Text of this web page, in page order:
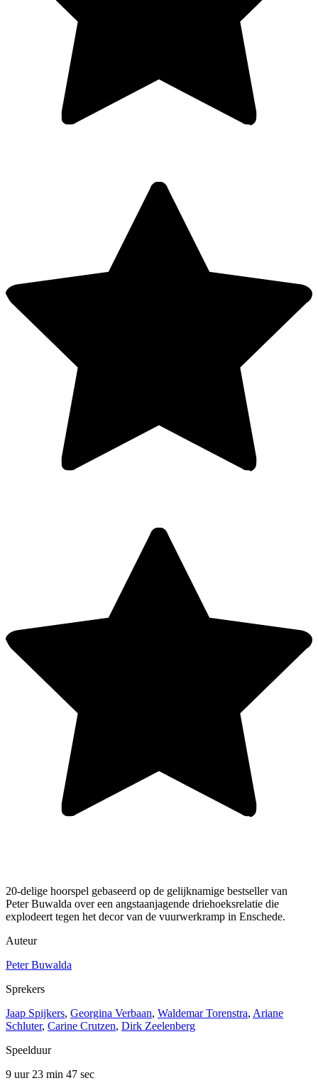
20-delige hoorspel gebaseerd op de gelijknamige bestseller van
Peter Buwalda over een angstaanjagende driehoeksrelatie die
explodeert tegen het decor van de vuurwerkramp in Enschede.
Auteur
Peter Buwalda
Sprekers
Jaap Spijkers, Georgina Verbaan, Waldemar Torenstra, Ariane
Schluter, Carine Crutzen, Dirk Zeelenberg
Speelduur
9 uur 23 min 47 sec